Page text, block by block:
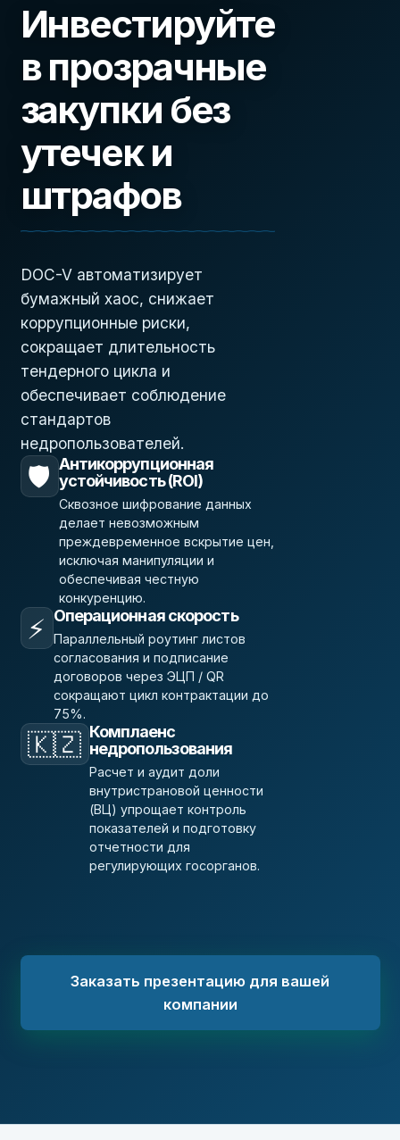
Инвестируйте
в прозрачные
закупки без
утечек и
штрафов
DOC-V автоматизирует
бумажный хаос, снижает
коррупционные риски,
сокращает длительность
тендерного цикла и
обеспечивает соблюдение
стандартов
недропользователей.
🛡️ Антикоррупционная
устойчивость (ROI)
Сквозное шифрование данных
делает невозможным
преждевременное вскрытие цен,
исключая манипуляции и
обеспечивая честную
конкуренцию.
⚡ Операционная скорость
Параллельный роутинг листов
согласования и подписание
договоров через ЭЦП / QR
сокращают цикл контрактации до
75%.
🇰🇿 Комплаенс
недропользования
Расчет и аудит доли
внутристрановой ценности
(ВЦ) упрощает контроль
показателей и подготовку
отчетности для
регулирующих госорганов.
Заказать презентацию для вашей
компании